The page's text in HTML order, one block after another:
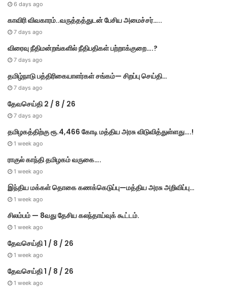
6 days ago
காவிரி விவகாரம்..வருத்தத்துடன் பேசிய அமைச்சர்…..
7 days ago
விரைவு நீதிமன்றங்களில் நீதிபதிகள் பற்றாக்குறை….?
7 days ago
தமிழ்நாடு பத்திரிகையாளர்கள் சங்கம்— சிறப்பு செய்தி…
7 days ago
தேவசெய்தி 2 / 8 / 26
7 days ago
தமிழகத்திற்கு ரூ.4,466 கோடி மத்திய அரசு விடுவித்துள்ளது….!
1 week ago
ராகுல் காந்தி தமிழகம் வருகை….
1 week ago
இந்திய மக்கள் தொகை கணக்கெடுப்பு—மத்திய அரசு அறிவிப்பு…
1 week ago
சிலம்பம் — 8வது தேசிய கலந்தாய்வுக் கூட்டம்.
1 week ago
தேவசெய்தி 1 / 8 / 26
1 week ago
தேவசெய்தி 1 / 8 / 26
1 week ago